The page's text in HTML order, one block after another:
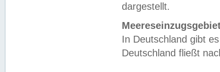
dargestellt.
In Deutschland gibt
Deutschland fließt